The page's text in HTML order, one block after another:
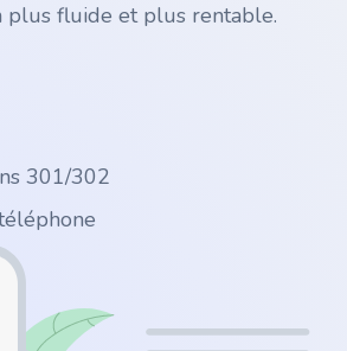
plus fluide et plus rentable.
301/302